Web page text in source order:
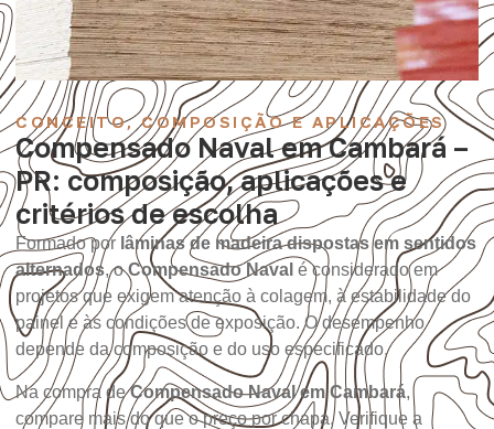
CONCEITO, COMPOSIÇÃO E APLICAÇÕES
Compensado Naval em Cambará –
PR: composição, aplicações e
critérios de escolha
Formado por lâminas de madeira dispostas em sentidos
alternados, oCompensado Naval é considerado em
projetos que exigem atenção à colagem, à estabilidade do
painel e às condições de exposição. O desempenho
depende da composição e do uso especificado.
Na compra deCompensado Naval em Cambará,
compare mais do que o preço por chapa. Verifique a